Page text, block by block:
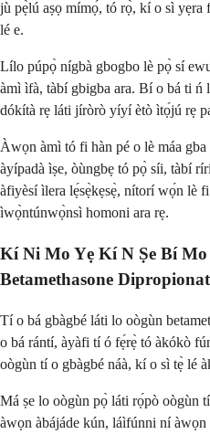
jù pẹ̀lú aṣọ mímọ́, tó rọ̀, kí o sì
lé e.
Lílo púpọ̀ nígbà gbogbo lè pọ̀ sí
àmì ìfà, tàbí gbigba ara. Bí o bá ti ń
dókítà rẹ láti jíròrò yíyí ètò ìtọ́jú rẹ
Àwọn àmì tó fi hàn pé o lè máa
àyípadà ìṣe, òùngbẹ tó pọ̀ síi, tàbí
àfiyèsí ìlera lẹ́sẹ̀kẹsẹ̀, nítorí wọ́n lè
ìwọ̀ntúnwọ̀nsì homoni ara rẹ.
Kí Ni Mo Yẹ Kí N Ṣe Bí
Betamethasone
Tí o bá gbàgbé láti lo oògùn
o bá rántí, àyàfi tí ó fẹ́rẹ̀ tó àkókò
oògùn tí o gbàgbé náà, kí o sì tẹ̀ lé
Má ṣe lo oògùn pọ̀ láti rọ́pò oògùn
àwọn àbájáde kún, láìfúnni ní àwọn